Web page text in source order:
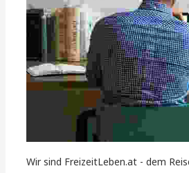
Wir sind FreizeitLeben.at - dem